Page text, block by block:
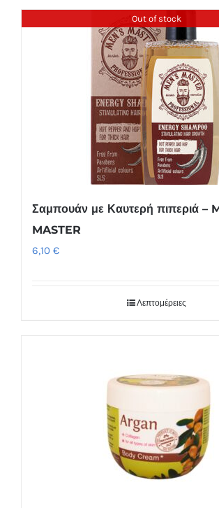
Out of stock
Σαμπουάν με Καυτερή πιπεριά –
MASTER
6,10 €
Λεπτομέρειες